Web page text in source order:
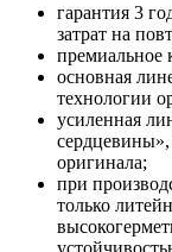
гарантия 3
затрат на
премиальное
основная
технологии
усиленная
сердцевины»,
оригинала;
при
только